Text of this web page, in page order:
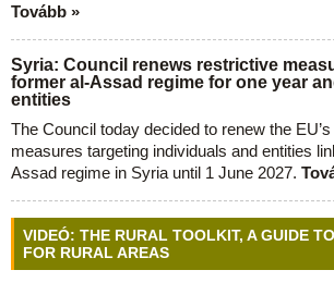
Tovább »
Syria: Council renews restrictive
former al-Assad regime for one year
entities
The Council today decided to renew the
measures targeting individuals and entities
Assad regime in Syria until 1 June 2027.
VIDEÓ: THE RURAL TOOLKIT, A GUIDE
FOR RURAL AREAS